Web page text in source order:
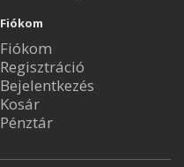
Fiókom
Fiókom
Regisztráció
Bejelentkezés
Kosár
Pénztár